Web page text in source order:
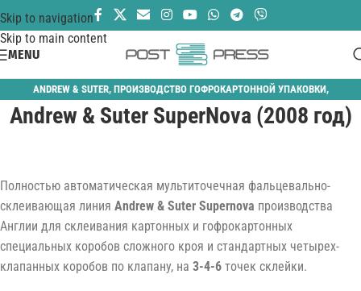
Skip to navigation
Skip to main content
MENU
ANDREW & SUTER, ПРОИЗВОДСТВО ГОФРОКАРТОННОЙ УПАКОВКИ,
ПРОИЗВОДСТВО КАРТОННОЙ УПАКОВКИ, ФАЛЬЦЕВАЛЬНО-СКЛЕИВАЮЩИЕ
Andrew & Suter SuperNova (2008 год)
Полностью автоматическая мультиточечная фальцевально-
склеивающая линия Andrew & Suter Supernova производства
Англии для склеивания картонных и гофрокартонных
специальных коробов сложного кроя и стандартных четырех-
клапанных коробов по клапану, на 3-4-6 точек склейки.